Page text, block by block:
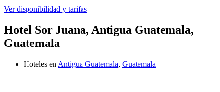
Ver disponibilidad y tarifas
Hotel Sor Juana, Antigua Guatemala,
Guatemala
Hoteles en Antigua Guatemala, Guatemala